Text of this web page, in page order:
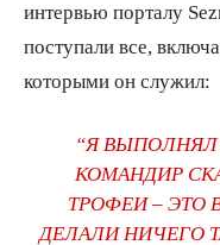
интервью порталу
поступали все,
которыми он служил:
“Я ВЫПОЛНЯЛ
КОМАНДИР
ТРОФЕИ – ЭТО
ДЕЛАЛИ НИЧЕГО